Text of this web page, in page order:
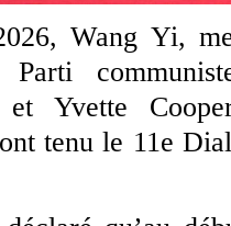
Wang Yi,
Parti
et Yvette
tenu le 11e